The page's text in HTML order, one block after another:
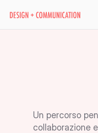
Un percorso
collaborazione